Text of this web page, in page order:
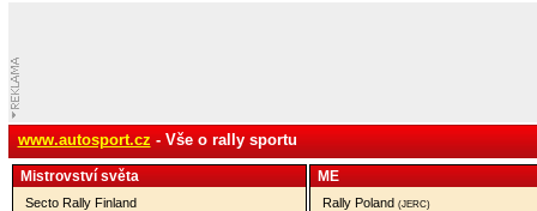
www.autosport.cz - Vše o rally sportu
Mistrovství­ světa
Secto Rally Finland
ME
Rally Poland (JERC)